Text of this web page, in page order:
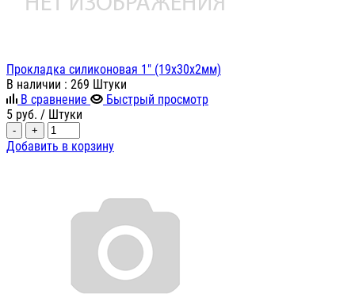
Прокладка силиконовая 1" (19х30х2мм)
В наличии : 269 Штуки
В сравнение
Быстрый просмотр
5 руб. / Штуки
- +
Добавить в корзину